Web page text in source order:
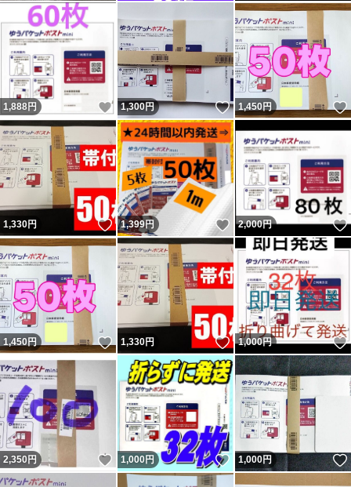
1,888円 いいね！
1,300円 いいね！
1,450円
1,330円 いいね！
1,399円 いいね！
2,000円
1,450円 いいね！
1,330円 いいね！
1,000円
2,350 円 いいね！
1,000円 いいね！
1,000円